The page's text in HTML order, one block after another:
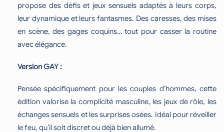
propose des défis et jeux sensuels adaptés à leurs corps,
leur dynamique et leurs fantasmes. Des caresses, des mises
en scène, des gages coquins… tout pour casser la routine
avec élégance.
Version GAY :
Pensée spécifiquement pour les couples d’hommes, cette
édition valorise la complicité masculine, les jeux de rôle, les
échanges sensuels et les surprises osées. Idéal pour réveiller
le feu, qu’il soit discret ou déjà bien allumé.